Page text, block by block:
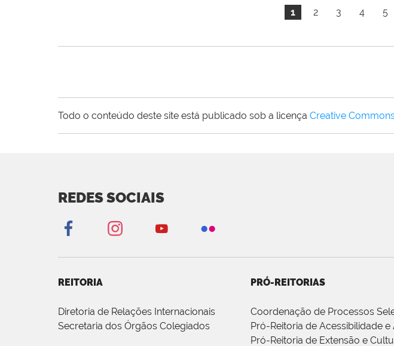
1 2 3 4 5
Todo o conteúdo deste site está publicado sob a licença Creative
REDES SOCIAIS
REITORIA
Diretoria de Relações Internacionais
Secretaria dos Órgãos Colegiados
PRÓ-REITORIAS
Coordenação de Processos
Pró-Reitoria de Acessibilidade
Pró-Reitoria de Extensão e